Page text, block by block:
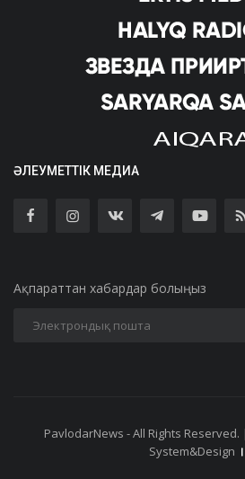
ӘЛЕУМЕТТІК МЕДИА
Ақпараттан хабардар болыңыз
PavlodarNews - All Rights Reserved. |
System&Design